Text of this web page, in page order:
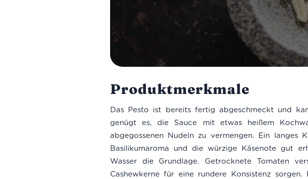
Produktmerkmale
Das Pesto ist bereits fertig abgeschmeckt und
genügt es, die Sauce mit etwas heißem
abgegossenen Nudeln zu vermengen. Ein
Basilikumaroma und die würzige Käsenote gut
Wasser die Grundlage. Getrocknete Tomaten
Cashewkerne für eine rundere Konsistenz